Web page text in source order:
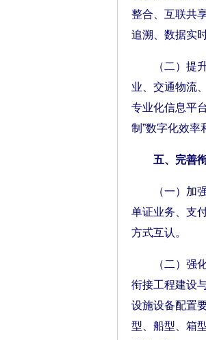
整合、互联共
追溯、数据实
（二）提升
业、交通物流
专业化信息平
制”数字化效率
五、完善衔
（一）加强
单证业务、支
方式互认。
（二）强化
衔接工程建设
设施设备配置
型、船型、箱